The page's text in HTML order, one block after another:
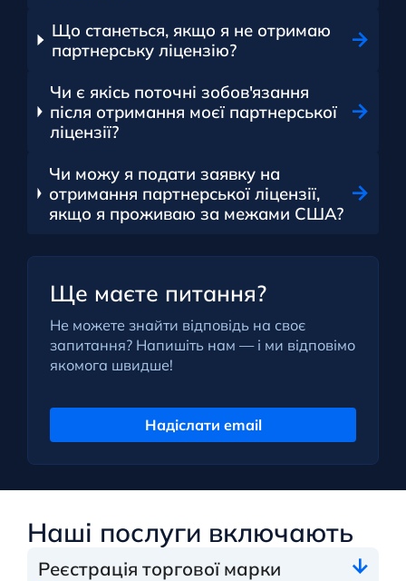
Що станеться, якщо я не отримаю
партнерську ліцензію?
Чи є якісь поточні зобов'язання
після отримання моєї партнерської
ліцензії?
Чи можу я подати заявку на
отримання партнерської ліцензії,
якщо я проживаю за межами США?
Ще маєте питання?
Не можете знайти відповідь на своє
запитання? Напишіть нам — і ми відповімо
якомога швидше!
Надіслати email
Наші послуги включають
Реєстрація торгової марки